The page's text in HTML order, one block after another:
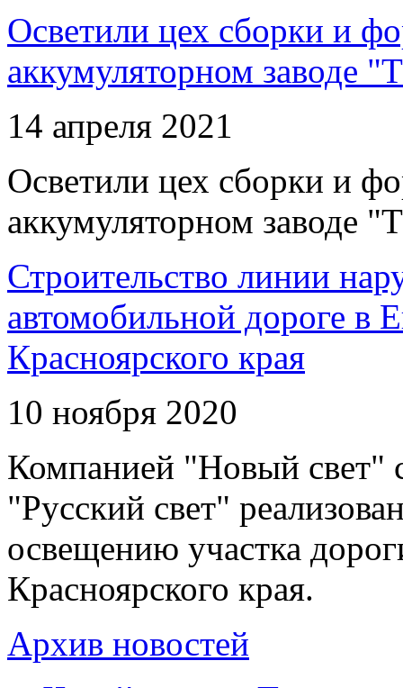
Осветили цех сборки и
аккумуляторном заводе
14 апреля 2021
Осветили цех сборки и
аккумуляторном заводе
Строительство линии
автомобильной дороге в
Красноярского края
10 ноября 2020
Компанией "Новый свет"
"Русский свет"
освещению участка
Красноярского края.
Архив новостей